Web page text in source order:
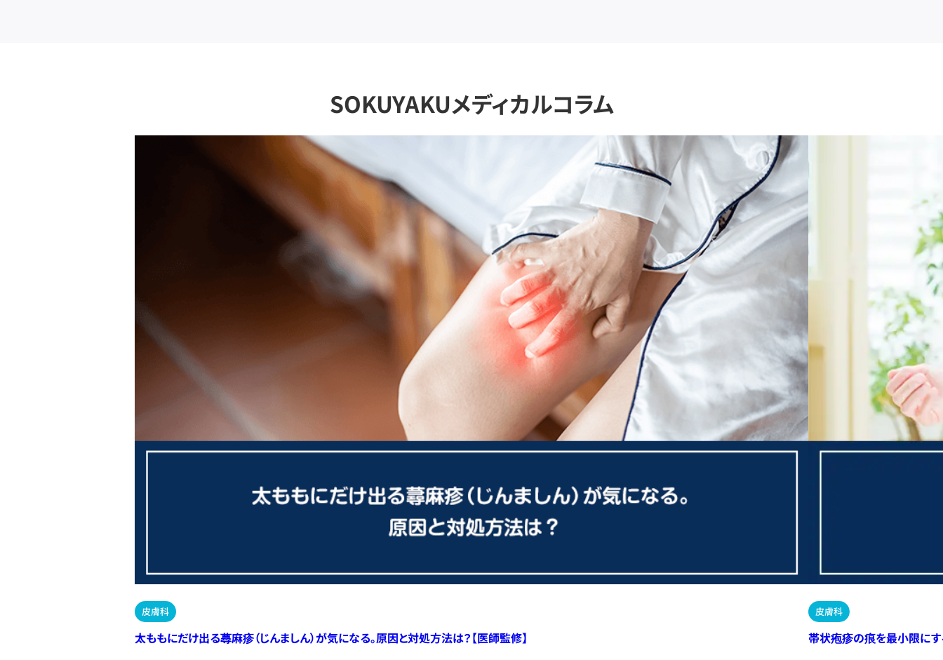
SOKUYAKUメディカルコラム
皮膚科
太ももにだけ出る蕁麻疹（じんましん）が気になる。原因と対処方法は？【医師監修】
皮膚科
帯状疱疹の痕を最小限にす